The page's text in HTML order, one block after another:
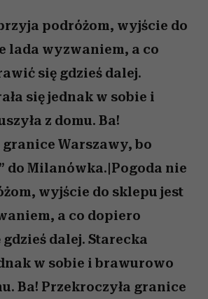
podróżom, wyjście do
lada wyzwaniem, a co
się gdzieś dalej.
się jednak w sobie i
z domu. Ba!
granice Warszawy, bo
do Milanówka.|Pogoda nie
wyjście do sklepu jest
a co dopiero
dalej. Starecka
w sobie i brawurowo
Ba! Przekroczyła granice